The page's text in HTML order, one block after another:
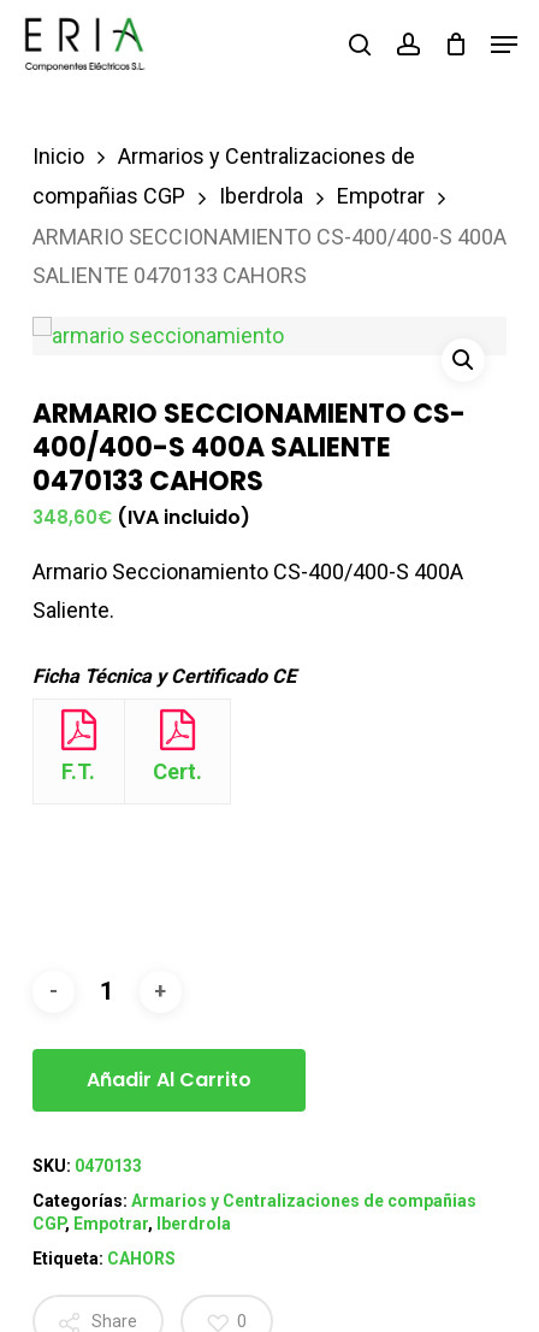
Saltar
buscaraccount
Inicio
Armarios y Centralizaciones de
compañias CGP
Iberdrola
Empotrar
ARMARIO SECCIONAMIENTO CS-400/400-S 400A
SALIENTE 0470133 CAHORS
ARMARIO SECCIONAMIENTO CS-
400/400-S 400A SALIENTE
0470133 CAHORS
348,60€ (IVA incluido)
Armario Seccionamiento CS-400/400-S 400A
Saliente.
Ficha Técnica y Certificado CE
F.T. Cert.
Añadir Al Carrito
SKU: 0470133
Categorías: Armarios y Centralizaciones de compañias
CGP, Empotrar, Iberdrola
Etiqueta: CAHORS
Share 0